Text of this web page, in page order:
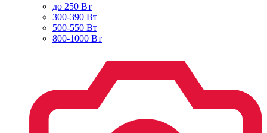
до 250 Вт
300-390 Вт
500-550 Вт
800-1000 Вт